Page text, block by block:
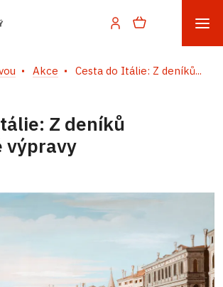
Akce Cesta do Itálie: Z deníků...
Z deníků
výpravy